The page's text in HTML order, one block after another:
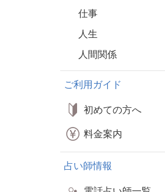
仕事
人生
人間関係
ご利用ガイド
初めての方へ
料金案内
占い師情報